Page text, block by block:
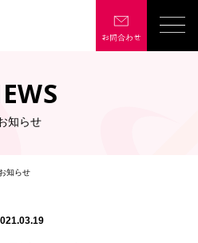
知らせ
知らせ